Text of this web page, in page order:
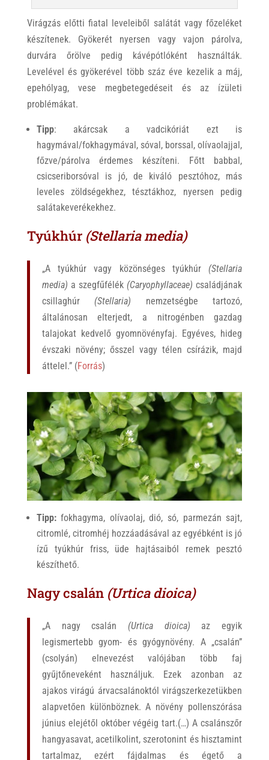
Virágzás előtti fiatal leveleiből salátát vagy főzeléket
készítenek. Gyökerét nyersen vagy vajon párolva,
durvára őrölve pedig kávépótlóként használták.
Levelével és gyökerével több száz éve kezelik a máj,
epehólyag, vese megbetegedéseit és az ízületi
problémákat.
Tipp: akárcsak a vadcikóriát ezt is
hagymával/fokhagymával, sóval, borssal, olívaolajjal,
főzve/párolva érdemes készíteni. Főtt babbal,
csicseriborsóval is jó, de kiváló pesztóhoz, más
leveles zöldségekhez, tésztákhoz, nyersen pedig
salátakeverékekhez.
Tyúkhúr (Stellaria media)
„A tyúkhúr vagy közönséges tyúkhúr (Stellaria
media) a szegfűfélék (Caryophyllaceae) családjának
csillaghúr (Stellaria) nemzetségbe tartozó,
általánosan elterjedt, a nitrogénben gazdag
talajokat kedvelő gyomnövényfaj. Egyéves, hideg
évszaki növény; ősszel vagy télen csírázik, majd
áttelel.” (Forrás)
Tipp:fokhagyma, olívaolaj, dió, só, parmezán sajt,
citromlé, citromhéj hozzáadásával az egyébként is jó
ízű tyúkhúr friss, üde hajtásaiból remek pesztó
készíthető.
Nagy csalán (Urtica dioica)
„A nagy csalán (Urtica dioica) az egyik
legismertebb gyom- és gyógynövény. A „csalán”
(csolyán) elnevezést valójában több faj
gyűjtőneveként használjuk. Ezek azonban az
ajakos virágú árvacsalánoktól virágszerkezetükben
alapvetően különböznek. A növény pollenszórása
június elejétől október végéig tart.(…) A csalánszőr
hangyasavat, acetilkolint, szerotonint és hisztamint
tartalmaz, ezért fájdalmas és égető a